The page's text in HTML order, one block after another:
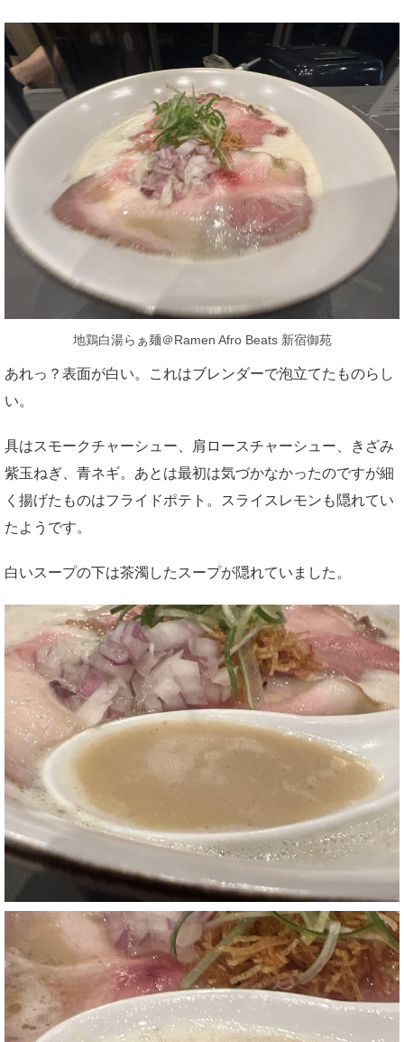
地鶏白湯らぁ麺＠Ramen Afro Beats 新宿御苑
あれっ？表面が白い。これはブレンダーで泡立てたものらし
い。
具はスモークチャーシュー、肩ロースチャーシュー、きざみ
紫玉ねぎ、青ネギ。あとは最初は気づかなかったのですが細
く揚げたものはフライドポテト。スライスレモンも隠れてい
たようです。
白いスープの下は茶濁したスープが隠れていました。